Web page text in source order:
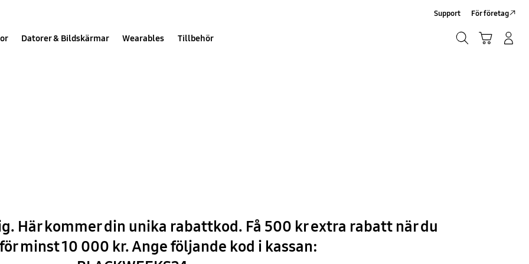
Datorer & Bildskärmar Wearables Tillbehör
Support För företag
Här kommer din unika rabattkod. Få 500 kr extra rabatt när du
minst 10 000 kr. Ange följande kod i kassan: